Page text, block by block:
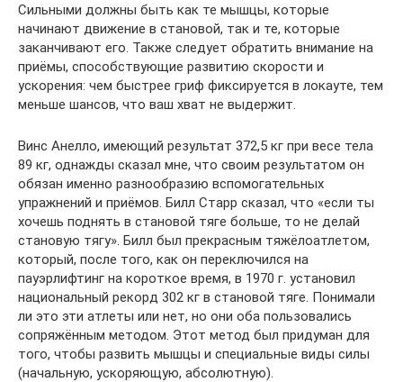
Сильными должны быть как те мышцы, которые
начинают движение в становой, так и те, которые
заканчивают его. Также следует обратить внимание на
приёмы, способствующие развитию скорости и
ускорения: чем быстрее гриф фиксируется в локауте, тем
меньше шансов, что ваш хват не выдержит.
Винс Анелло, имеющий результат 372,5 кг при весе тела
89 кг, однажды сказал мне, что своим результатом он
обязан именно разнообразию вспомогательных
упражнений и приёмов. Билл Старр сказал, что «если ты
хочешь поднять в становой тяге больше, то не делай
становую тягу». Билл был прекрасным тяжёлоатлетом,
который, после того, как он переключился на
пауэрлифтинг на короткое время, в 1970 г. установил
национальный рекорд 302 кг в становой тяге. Понимали
ли это эти атлеты или нет, но они оба пользовались
сопряжённым методом. Этот метод был придуман для
того, чтобы развить мышцы и специальные виды силы
(начальную, ускоряющую, абсолютную).